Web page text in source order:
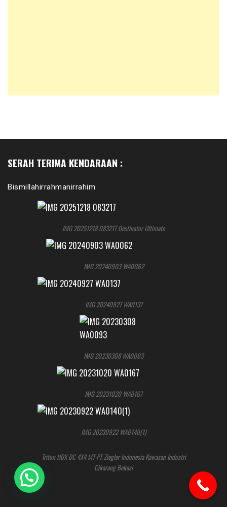
SERAH TERIMA KENDARAAN :
Bismillahirrahmanirrahim
IMG 20251218 083217 Destinator Ultimate
IMG 20240903 WA0062
IMG 20240927 WA0137
IMG 20230308 WA0093
IMG 20231020 WA0167
IMG 20230922 WA0140(1)
Triton HDX DC 4X4 MT PT. Ziegler Indonesia Kawasan Industri
Cikarang Bekasi